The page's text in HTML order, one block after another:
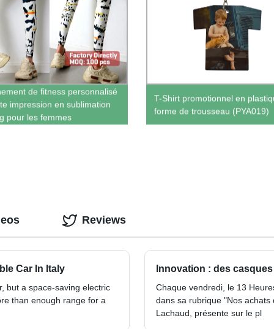
de fitness personnalisé
impression en sublimation
pour les femmes
T-Shirt promotionnel en
forme de trousseau (PYA019)
Car In Italy
but a space-saving electric
than enough range for a
Innovation : des
Chaque vendredi, le 13
dans sa rubrique "Nos
Lachaud, présente sur le pl
Reviews